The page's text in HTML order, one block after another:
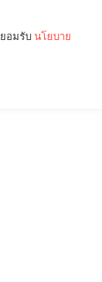
อมรับ นโยบาย